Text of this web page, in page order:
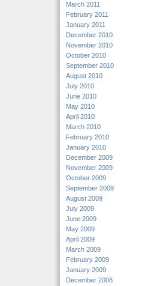
March 2011
February 2011
January 2011
December 2010
November 2010
October 2010
September 2010
August 2010
July 2010
June 2010
May 2010
April 2010
March 2010
February 2010
January 2010
December 2009
November 2009
October 2009
September 2009
August 2009
July 2009
June 2009
May 2009
April 2009
March 2009
February 2009
January 2009
December 2008